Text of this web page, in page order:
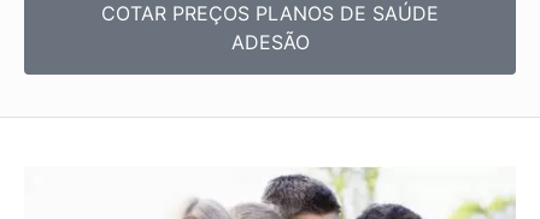
COTAR PREÇOS PLANOS DE SAÚDE
ADESÃO